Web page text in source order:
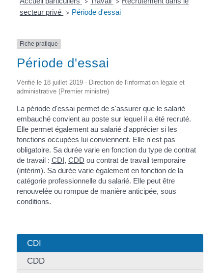
secteur privé
> Période d'essai
Fiche pratique
Période d'essai
Vérifié le 18 juillet 2019 - Direction de l'information légale et
administrative (Premier ministre)
La période d'essai permet de s'assurer que le salarié
embauché convient au poste sur lequel il a été recruté.
Elle permet également au salarié d'apprécier si les
fonctions occupées lui conviennent. Elle n'est pas
obligatoire. Sa durée varie en fonction du type de contrat
de travail : CDI, CDD ou contrat de travail temporaire
(intérim). Sa durée varie également en fonction de la
catégorie professionnelle du salarié. Elle peut être
renouvelée ou rompue de manière anticipée, sous
conditions.
CDI
CDD